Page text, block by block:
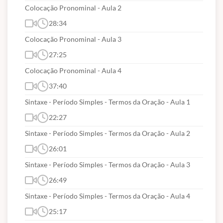
Estrutura lógica de relações arbitrárias entre
pessoas, lugares, objetos ou eventos fictícios;
dedução de novas informações das relações
fornecidas e avaliação das condições usadas para
estabelecer a estrutura daquelas relações.
Compreensão e análise da lógica de uma situação,
utilizando as funções intelectuais: raciocínio verbal,
raciocínio matemático, raciocínio sequencial,
orientação espacial e temporal, formação de
conceitos, discriminação de elementos.
Compreensão de dados apresentados em gráficos e
tabelas. Raciocínio lógico envolvendo problemas
aritméticos, geométricos e matriciais. Problemas de
contagem e noções de probabilidade. Geometria
básica: ângulos, triângulos, polígonos, distâncias,
proporcionalidade, perímetro e área. Noções de
Colocação Pronominal - Aula 2
28:34
Colocação Pronominal - Aula 3
27:25
Colocação Pronominal - Aula 4
37:40
Sintaxe - Período Simples - Termos da Oração - Aula 1
22:27
Sintaxe - Período Simples - Termos da Oração - Aula 2
26:01
Sintaxe - Período Simples - Termos da Oração - Aula 3
26:49
Sintaxe - Período Simples - Termos da Oração - Aula 4
25:17